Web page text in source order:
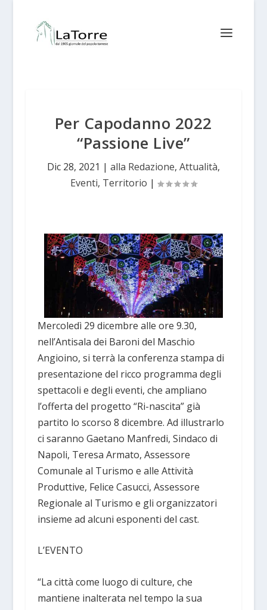
Per Capodanno 2022
“Passione Live”
Dic 28, 2021 | alla Redazione, Attualità,
Eventi, Territorio |
Mercoledì 29 dicembre alle ore 9.30,
nell’Antisala dei Baroni del Maschio
Angioino, si terrà la conferenza stampa di
presentazione del ricco programma degli
spettacoli e degli eventi, che ampliano
l’offerta del progetto “Ri-nascita” già
partito lo scorso 8 dicembre. Ad illustrarlo
ci saranno Gaetano Manfredi, Sindaco di
Napoli, Teresa Armato, Assessore
Comunale al Turismo e alle Attività
Produttive, Felice Casucci, Assessore
Regionale al Turismo e gli organizzatori
insieme ad alcuni esponenti del cast.
L’EVENTO
“La città come luogo di culture, che
mantiene inalterata nel tempo la sua